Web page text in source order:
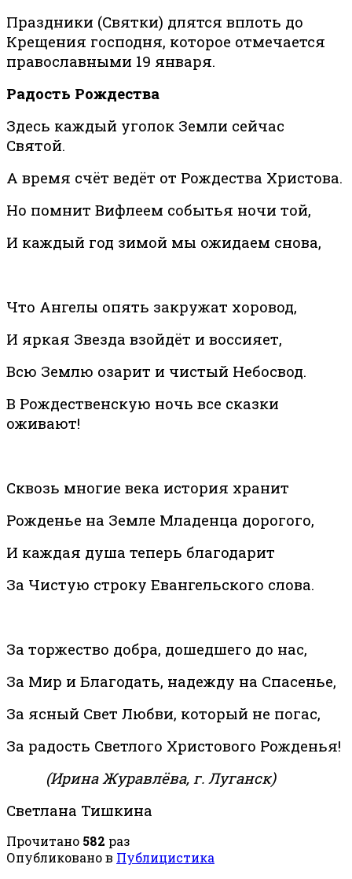
Праздники (Святки) длятся вплоть до
Крещения господня, которое отмечается
православными 19 января.
Радость Рождества
Здесь каждый уголок Земли сейчас
Святой.
А время счёт ведёт от Рождества Христова.
Но помнит Вифлеем событья ночи той,
И каждый год зимой мы ожидаем снова,
Что Ангелы опять закружат хоровод,
И яркая Звезда взойдёт и воссияет,
Всю Землю озарит и чистый Небосвод.
В Рождественскую ночь все сказки
оживают!
Сквозь многие века история хранит
Рожденье на Земле Младенца дорогого,
И каждая душа теперь благодарит
За Чистую строку Евангельского слова.
За торжество добра, дошедшего до нас,
За Мир и Благодать, надежду на Спасенье,
За ясный Свет Любви, который не погас,
За радость Светлого Христового Рожденья!
(Ирина Журавлёва, г. Луганск)
Светлана Тишкина
Прочитано 582 раз
Опубликовано в Публицистика